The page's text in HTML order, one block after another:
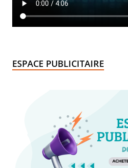
ESPACE PUBLICITAIRE